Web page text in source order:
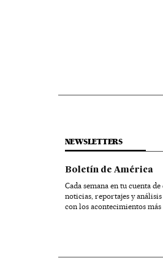
NEWSLETTERS
Boletín de América
Cada semana en tu cuenta
noticias, reportajes y
con los acontecimientos